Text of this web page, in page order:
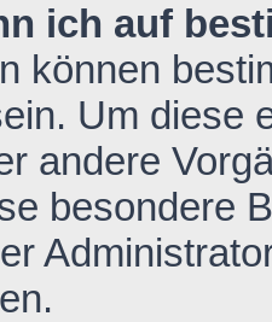
ich auf
können
Um diese
andere
besondere